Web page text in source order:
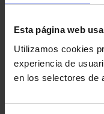
Esta página web
Utilizamos cookies
experiencia de
en los selectores de